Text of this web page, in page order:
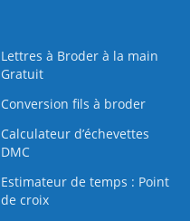
Lettres à Broder à la main
Gratuit
Conversion fils à broder
Calculateur d’échevettes
DMC
Estimateur de temps : Point
de croix